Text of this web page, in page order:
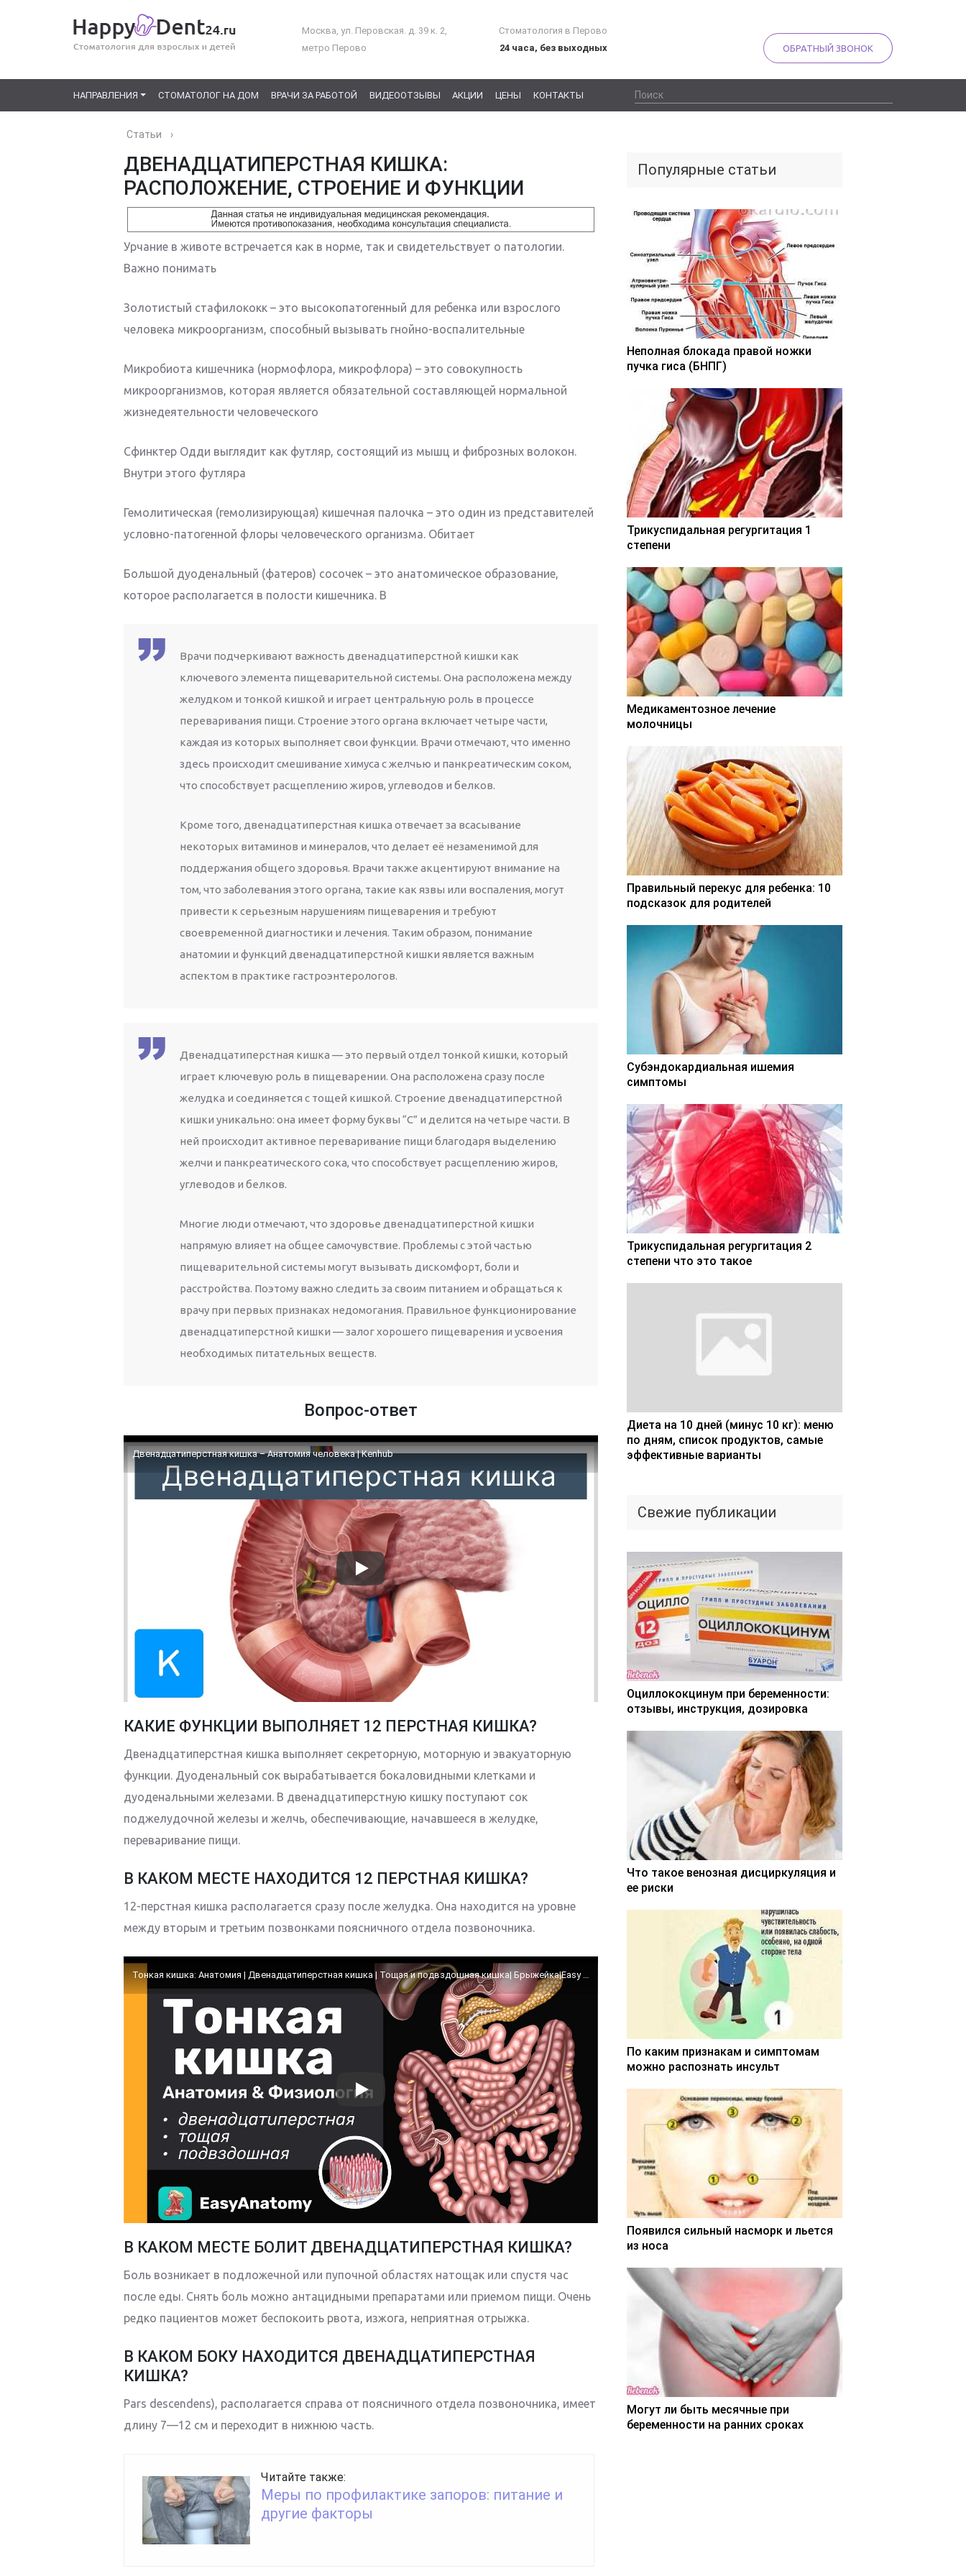
Москва, ул. Перовская. д. 39 к. 2,
метро Перово
Стоматология в Перово
24 часа, без выходных
ОБРАТНЫЙ ЗВОНОК
НАПРАВЛЕНИЯ СТОМАТОЛОГ НА ДОМ ВРАЧИ ЗА РАБОТОЙ ВИДЕООТЗЫВЫ АКЦИИ ЦЕНЫ КОНТАКТЫ
Статьи ›
ДВЕНАДЦАТИПЕРСТНАЯ КИШКА:
РАСПОЛОЖЕНИЕ, СТРОЕНИЕ И ФУНКЦИИ
Урчание в животе встречается как в норме, так и свидетельствует о патологии.
Важно понимать
Золотистый стафилококк – это высокопатогенный для ребенка или взрослого
человека микроорганизм, способный вызывать гнойно-воспалительные
Микробиота кишечника (нормофлора, микрофлора) – это совокупность
микроорганизмов, которая является обязательной составляющей нормальной
жизнедеятельности человеческого
Сфинктер Одди выглядит как футляр, состоящий из мышц и фиброзных волокон.
Внутри этого футляра
Гемолитическая (гемолизирующая) кишечная палочка – это один из представителей
условно-патогенной флоры человеческого организма. Обитает
Большой дуоденальный (фатеров) сосочек – это анатомическое образование,
которое располагается в полости кишечника. В
Врачи подчеркивают важность двенадцатиперстной кишки как
ключевого элемента пищеварительной системы. Она расположена между
желудком и тонкой кишкой и играет центральную роль в процессе
переваривания пищи. Строение этого органа включает четыре части,
каждая из которых выполняет свои функции. Врачи отмечают, что именно
здесь происходит смешивание химуса с желчью и панкреатическим соком,
что способствует расщеплению жиров, углеводов и белков.
Кроме того, двенадцатиперстная кишка отвечает за всасывание
некоторых витаминов и минералов, что делает её незаменимой для
поддержания общего здоровья. Врачи также акцентируют внимание на
том, что заболевания этого органа, такие как язвы или воспаления, могут
привести к серьезным нарушениям пищеварения и требуют
своевременной диагностики и лечения. Таким образом, понимание
анатомии и функций двенадцатиперстной кишки является важным
аспектом в практике гастроэнтерологов.
Двенадцатиперстная кишка — это первый отдел тонкой кишки, который
играет ключевую роль в пищеварении. Она расположена сразу после
желудка и соединяется с тощей кишкой. Строение двенадцатиперстной
кишки уникально: она имеет форму буквы “С” и делится на четыре части. В
ней происходит активное переваривание пищи благодаря выделению
желчи и панкреатического сока, что способствует расщеплению жиров,
углеводов и белков.
Многие люди отмечают, что здоровье двенадцатиперстной кишки
напрямую влияет на общее самочувствие. Проблемы с этой частью
пищеварительной системы могут вызывать дискомфорт, боли и
расстройства. Поэтому важно следить за своим питанием и обращаться к
врачу при первых признаках недомогания. Правильное функционирование
двенадцатиперстной кишки — залог хорошего пищеварения и усвоения
необходимых питательных веществ.
Вопрос-ответ
Двенадцатиперстная кишка – Анатомия человека | Kenhub
КАКИЕ ФУНКЦИИ ВЫПОЛНЯЕТ 12 ПЕРСТНАЯ КИШКА?
Двенадцатиперстная кишка выполняет секреторную, моторную и эвакуаторную
функции. Дуоденальный сок вырабатывается бокаловидными клетками и
дуоденальными железами. В двенадцатиперстную кишку поступают сок
поджелудочной железы и желчь, обеспечивающие, начавшееся в желудке,
переваривание пищи.
В КАКОМ МЕСТЕ НАХОДИТСЯ 12 ПЕРСТНАЯ КИШКА?
12-перстная кишка располагается сразу после желудка. Она находится на уровне
между вторым и третьим позвонками поясничного отдела позвоночника.
В КАКОМ МЕСТЕ БОЛИТ ДВЕНАДЦАТИПЕРСТНАЯ КИШКА?
Боль возникает в подложечной или пупочной областях натощак или спустя час
после еды. Снять боль можно антацидными препаратами или приемом пищи. Очень
редко пациентов может беспокоить рвота, изжога, неприятная отрыжка.
В КАКОМ БОКУ НАХОДИТСЯ ДВЕНАДЦАТИПЕРСТНАЯ
КИШКА?
Pars descendens), располагается справа от поясничного отдела позвоночника, имеет
длину 7—12 см и переходит в нижнюю часть.
Читайте также:
Меры по профилактике запоров: питание и
другие факторы
Популярные статьи
Неполная блокада правой ножки
пучка гиса (БНПГ)
Трикуспидальная регургитация 1
степени
Медикаментозное лечение
молочницы
Правильный перекус для ребенка: 10
подсказок для родителей
Субэндокардиальная ишемия
симптомы
Трикуспидальная регургитация 2
степени что это такое
Диета на 10 дней (минус 10 кг): меню
по дням, список продуктов, самые
эффективные варианты
Свежие публикации
Оциллококцинум при беременности:
отзывы, инструкция, дозировка
Что такое венозная дисциркуляция и
ее риски
По каким признакам и симптомам
можно распознать инсульт
Появился сильный насморк и льется
из носа
Могут ли быть месячные при
беременности на ранних сроках